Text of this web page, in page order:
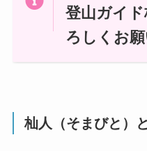
登山ガイ
ろしくお
杣人（そまびと）